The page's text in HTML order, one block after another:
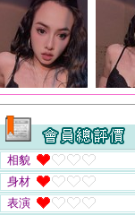
相貌
身材
表演